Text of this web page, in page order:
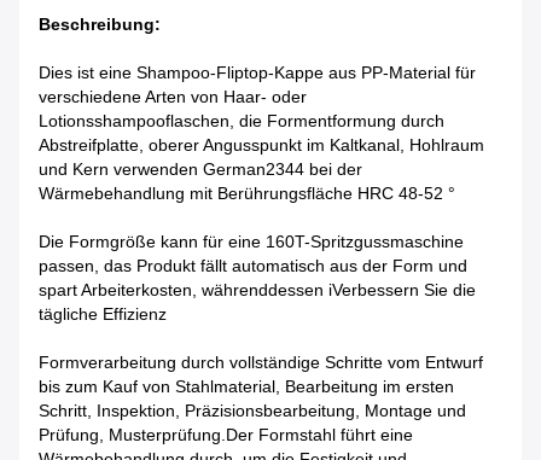
Beschreibung:
Dies ist eine Shampoo-Fliptop-Kappe aus PP-Material für
verschiedene Arten von Haar- oder
Lotionsshampooflaschen, die Formentformung durch
Abstreifplatte, oberer Angusspunkt im Kaltkanal, Hohlraum
und Kern verwenden German2344 bei der
Wärmebehandlung mit Berührungsfläche HRC 48-52 °
Die Formgröße kann für eine 160T-Spritzgussmaschine
passen, das Produkt fällt automatisch aus der Form und
spart Arbeiterkosten, währenddessen iVerbessern Sie die
tägliche Effizienz
Formverarbeitung durch vollständige Schritte vom Entwurf
bis zum Kauf von Stahlmaterial, Bearbeitung im ersten
Schritt, Inspektion, Präzisionsbearbeitung, Montage und
Prüfung, Musterprüfung.Der Formstahl führt eine